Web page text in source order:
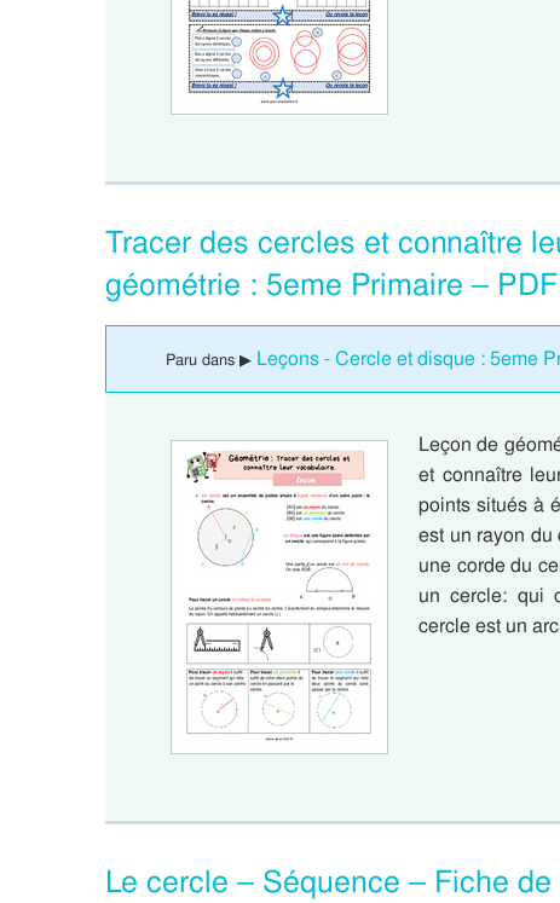
Tracer des cercles et connaître
géométrie : 5eme Primaire –
Paru dans ▶ Leçons - Cercle et disque : 5eme
Leçon de
et connaître
points situés à
est un rayon du
une corde du
un cercle: qui
cercle est un
Le cercle – Séquence – Fiche